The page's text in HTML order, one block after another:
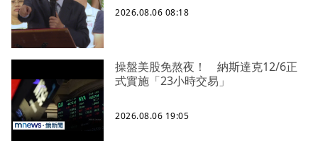
2026.08.06 08:18
操盤美股免熬夜！ 納斯達克12/6正
式實施「23小時交易」
2026.08.06 19:05